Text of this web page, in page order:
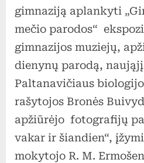
gimnaziją aplankyti
mečio parodos“
gimnazijos muziejų,
dienynų parodą, naująjį
Paltanavičiaus
rašytojos Bronės
apžiūrėjo fotografijų
vakar ir šiandien“,
mokytojo R. M.